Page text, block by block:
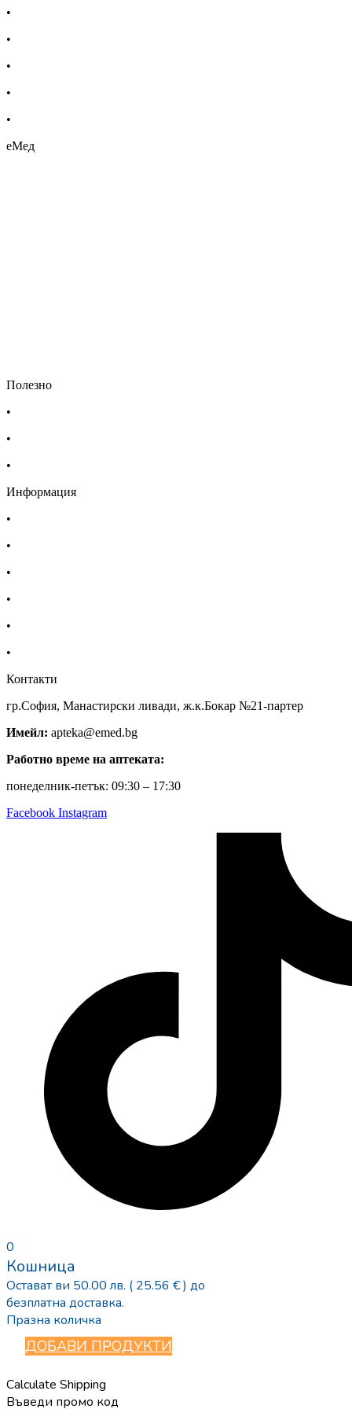
•
•
•
•
•
еМед
Полезно
•
•
•
Информация
•
•
•
•
•
•
Контакти
гр.София, Манастирски ливади, ж.к.Бокар №21-партер
Имейл: apteka@emed.bg
Работно време на аптеката:
понеделник-петък: 09:30 – 17:30
Facebook Instagram
0
Кошница
Остават ви 50.00 лв. ( 25.56 € ) до
безплатна доставка.
Празна количка
ДОБАВИ ПРОДУКТИ
Calculate Shipping
Въведи промо код